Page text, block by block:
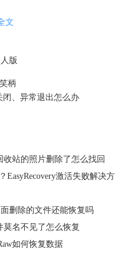
文
版
柄
闭、异常退出怎么办
站的照片删除了怎么找回
EasyRecovery激活失败解决方
删除的文件还能恢复吗
莫名不见了怎么恢复
如何恢复数据